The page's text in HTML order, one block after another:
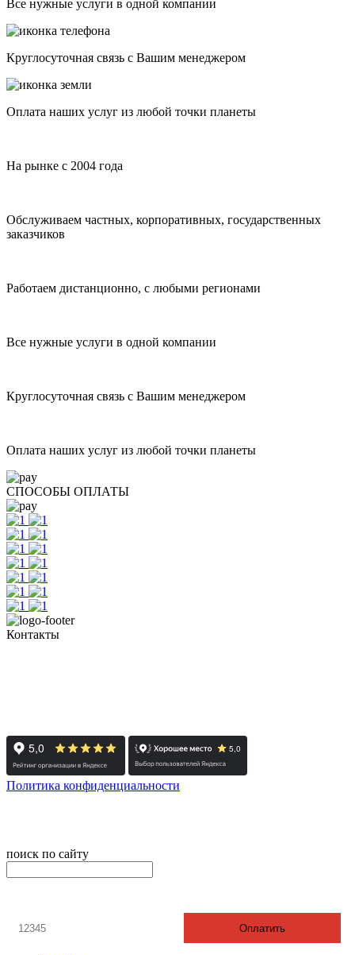
Все нужные услуги в одной компании
Круглосуточная связь с Вашим менеджером
Оплата наших услуг из любой точки планеты
На рынке с 2004 года
Обслуживаем частных, корпоративных, государственных
заказчиков
Работаем дистанционно, с любыми регионами
Все нужные услуги в одной компании
Круглосуточная связь с Вашим менеджером
Оплата наших услуг из любой точки планеты
СПОСОБЫ ОПЛАТЫ
Контакты
Политика конфиденциальности
поиск по сайту
Оплатить